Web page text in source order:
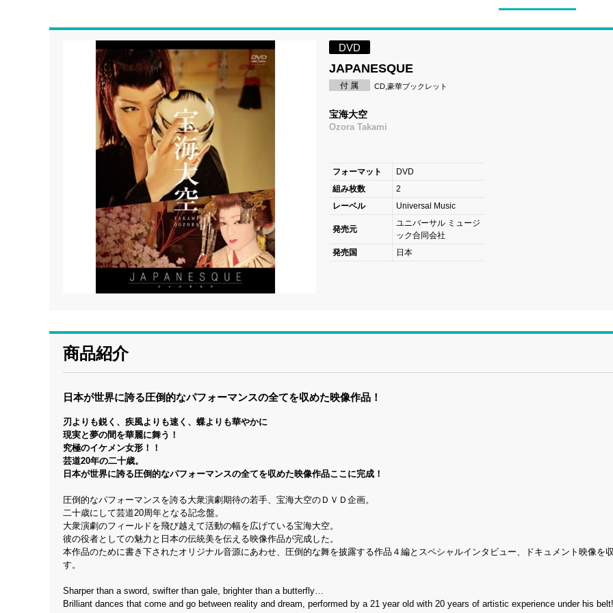
DVD
JAPANESQUE
付 属 CD,豪華ブックレット
宝海大空
Ozora Takami
フォーマット
DVD
組み枚数
2
レーベル
Universal Music
発売元
ユニバーサル ミュージ
ック合同会社
発売国
日本
商品紹介
日本が世界に誇る圧倒的なパフォーマンスの全てを収めた映像作品！
刃よりも鋭く、疾風よりも速く、蝶よりも華やかに
現実と夢の間を華麗に舞う！
究極のイケメン女形！！
芸道20年の二十歳。
日本が世界に誇る圧倒的なパフォーマンスの全てを収めた映像作品ここに完成！
圧倒的なパフォーマンスを誇る大衆演劇期待の若手、宝海大空のＤＶＤ企画。
二十歳にして芸道20周年となる記念盤。
大衆演劇のフィールドを飛び越えて活動の幅を広げている宝海大空。
彼の役者としての魅力と日本の伝統美を伝える映像作品が完成した。
本作品のために書き下されたオリジナル音源にあわせ、圧倒的な舞を披露する作品４編とスペシャルインタビュー、ドキュメント映像を
す。
Sharper than a sword, swifter than gale, brighter than a butterfly…
Brilliant dances that come and go between reality and dream, performed by a 21 year old with 20 years of artistic experience under his belt!